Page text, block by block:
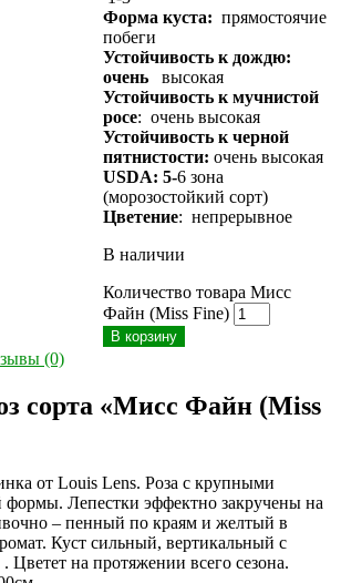
Форма куста: прямостоячие
побеги
Устойчивость к дождю:
очень
высокая
Устойчивость к мучнистой
росе: очень высокая
Устойчивость к черной
пятнистости: очень высокая
USDA: 5-6 зона
(морозостойкий сорт)
Цветение: непрерывное
В наличии
Количество товара Мисс
Файн (Miss Fine)
В корзину
(0)
сорта «Мисс Файн (Miss
от Louis Lens. Роза с крупными
формы. Лепестки эффектно закручены на
– пенный по краям и желтый в
Куст сильный, вертикальный с
Цветет на протяжении всего сезона.